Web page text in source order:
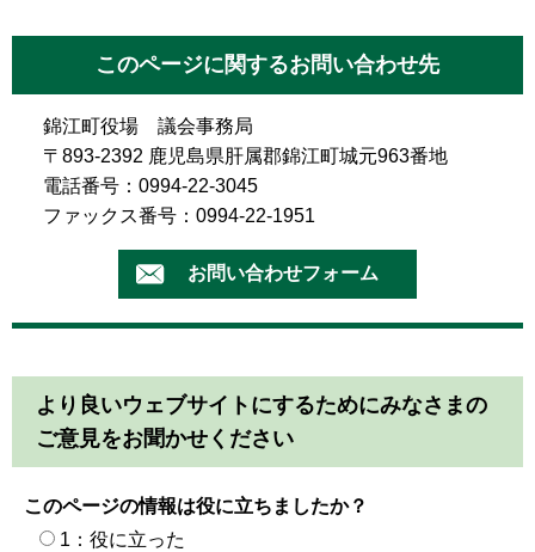
このページに関するお問い合わせ先
錦江町役場 議会事務局
〒893-2392 鹿児島県肝属郡錦江町城元963番地
電話番号：0994-22-3045
ファックス番号：0994-22-1951
より良いウェブサイトにするためにみなさまの
ご意見をお聞かせください
このページの情報は役に立ちましたか？
1：役に立った